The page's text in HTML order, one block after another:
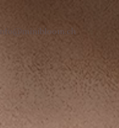
info@minibloom.ch